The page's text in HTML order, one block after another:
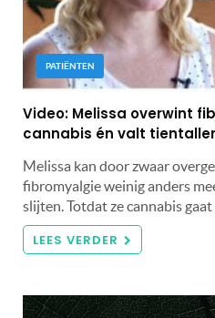
PATIËNTEN
Video: Melissa overwint
cannabis én valt
Melissa kan door zwaar
fibromyalgie weinig anders
slijten. Totdat ze cannabis
LEES VERDER